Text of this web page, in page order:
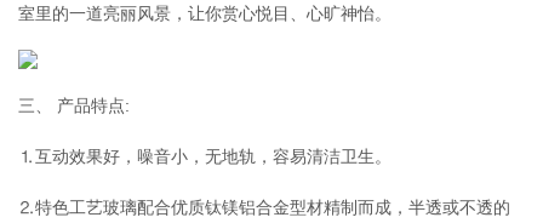
室里的一道亮丽风景，让你赏心悦目、心旷神怡。
三、 产品特点:
⒈互动效果好，噪音小，无地轨，容易清洁卫生。
⒉特色工艺玻璃配合优质钛镁铝合金型材精制而成，半透或不透的